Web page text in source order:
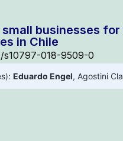
small businesses
in Chile
s10797-018-9509-0
Eduardo Engel, Agostini